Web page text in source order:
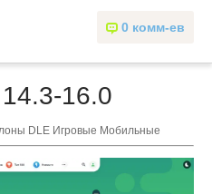
0 комм-ев
16.0
DLE Игровые Мобильные